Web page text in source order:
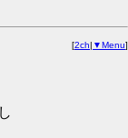
[2ch| ▼Menu]